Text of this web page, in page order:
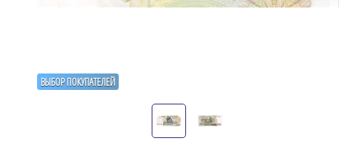
ВЫБОР ПОКУПАТЕЛЕЙ